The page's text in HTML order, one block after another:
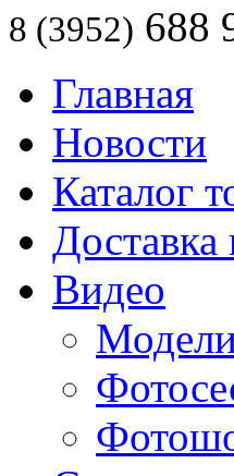
8 (3952) 688
Главная
Новости
Каталог
Доставка
Видео